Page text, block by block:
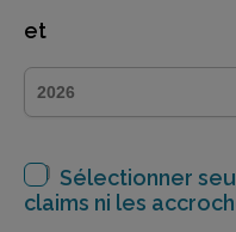
et
Sélectionner
claims ni les